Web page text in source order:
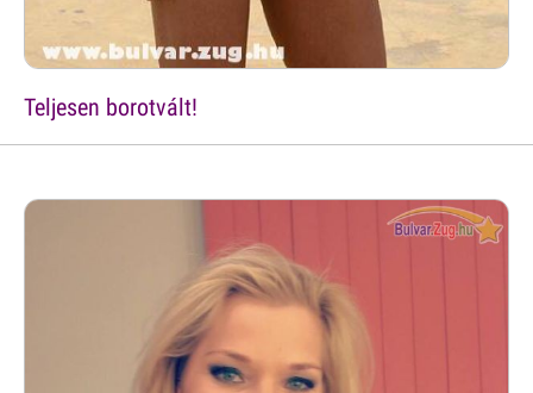
Teljesen borotvált!